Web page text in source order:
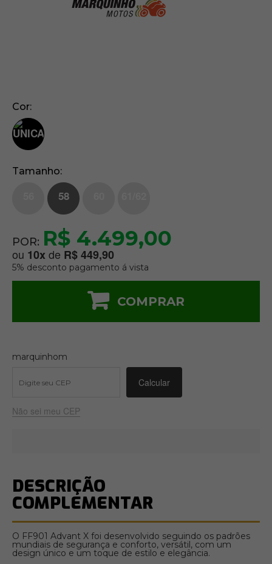
Cor
Tamanho
58
POR: R$ 4.499,00
ou 10xde R$ 449,90
5% desconto pagamento á vista
COMPRAR
marquinhom
Não sei meu CEP
DESCRIÇÃO
COMPLEMENTAR
O FF901 Advant X foi desenvolvido seguindo os padrões
mundiais de segurança e conforto, versátil, com um
design único e um toque de estilo e elegância.